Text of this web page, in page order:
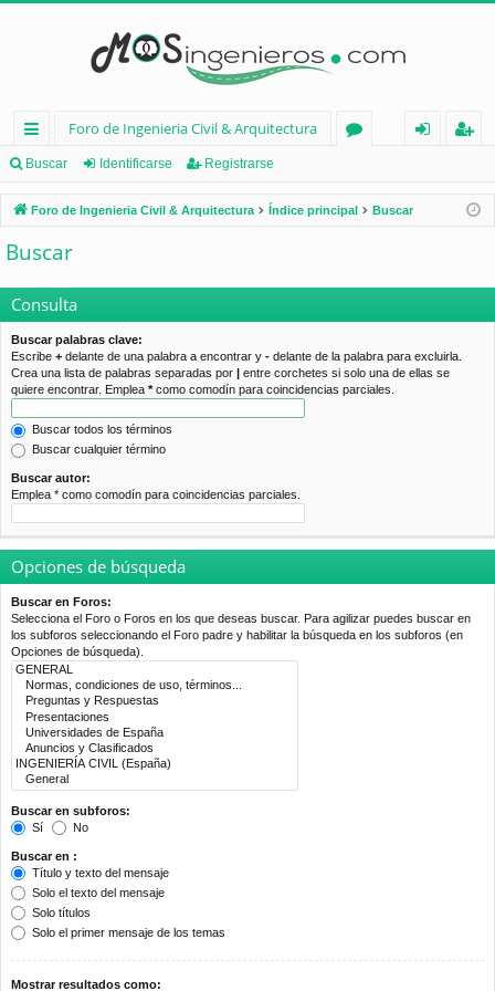
nl
ac
es
rá
pi
d
os
Foro de Ingenieria Civil & Arquitectura
os
nt
ifi
ist
ra
Buscar Identificarse Registrarse
Foro de Ingenieria Civil & Arquitectura Índice principal Buscar
Buscar
Consulta
Buscar palabras clave:
Escribe + delante de una palabra a encontrar y - delante de la palabra para excluirla.
Crea una lista de palabras separadas por | entre corchetes si solo una de ellas se
quiere encontrar. Emplea *como comodín para coincidencias parciales.
Buscar todos los términos
Buscar cualquier término
Buscar autor:
Emplea * como comodín para coincidencias parciales.
Opciones de búsqueda
Buscar en Foros:
Selecciona el Foro o Foros en los que deseas buscar. Para agilizar puedes buscar en
los subforos seleccionando el Foro padre y habilitar la búsqueda en los subforos (en
Opciones de búsqueda).
Buscar en subforos:
Sí
No
Buscar en :
Título y texto del mensaje
Solo el texto del mensaje
Solo títulos
Solo el primer mensaje de los temas
Mostrar resultados como: